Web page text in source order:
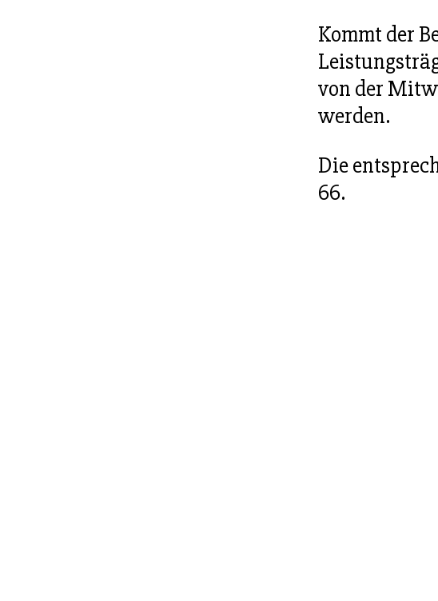
Kommt der
von der
werden.
Die
66.